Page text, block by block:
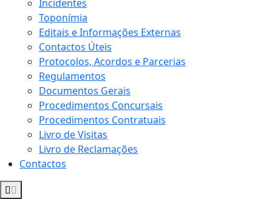
Incidentes
Toponímia
Editais e Informações Externas
Contactos Úteis
Protocolos, Acordos e Parcerias
Regulamentos
Documentos Gerais
Procedimentos Concursais
Procedimentos Contratuais
Livro de Visitas
Livro de Reclamações
Contactos